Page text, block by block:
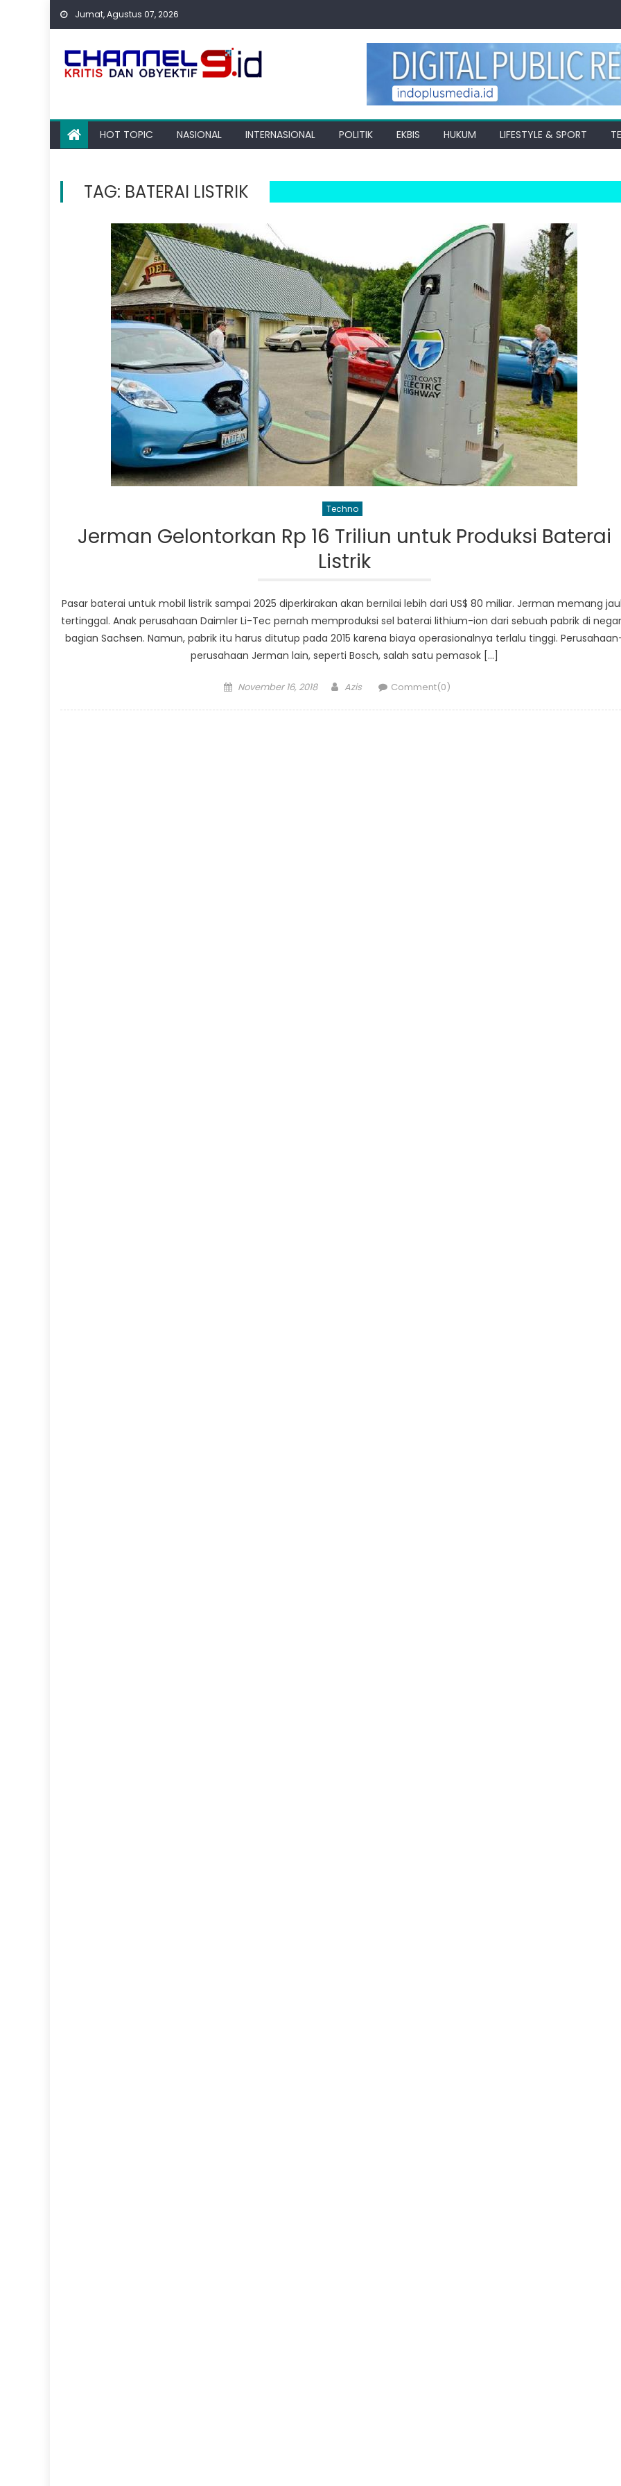
Skip
Jumat, Agustus 07, 2026
HOT TOPIC NASIONAL INTERNASIONAL POLITIK EKBIS HUKUM LIFESTYLE & SPORT
TAG: BATERAI LISTRIK
Techno
Jerman Gelontorkan Rp 16 Triliun untuk Produksi Baterai
Listrik
Pasar baterai untuk mobil listrik sampai 2025 diperkirakan akan bernilai lebih dari US$ 80 miliar. Jerman memang
tertinggal. Anak perusahaan Daimler Li-Tec pernah memproduksi sel baterai lithium-ion dari sebuah pabrik di
bagian Sachsen. Namun, pabrik itu harus ditutup pada 2015 karena biaya operasionalnya terlalu tinggi.
perusahaan Jerman lain, seperti Bosch, salah satu pemasok […]
Posted
November 16, 2018 Author
Azis Comment(0)